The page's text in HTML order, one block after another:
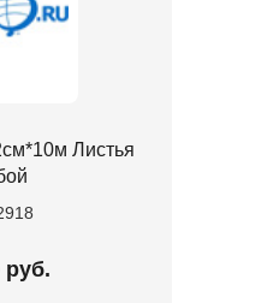
Листья
руб.